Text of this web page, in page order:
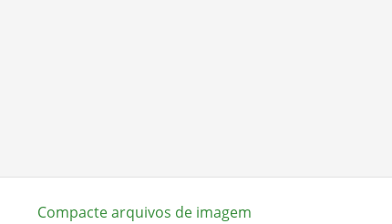
Compacte arquivos de imagem